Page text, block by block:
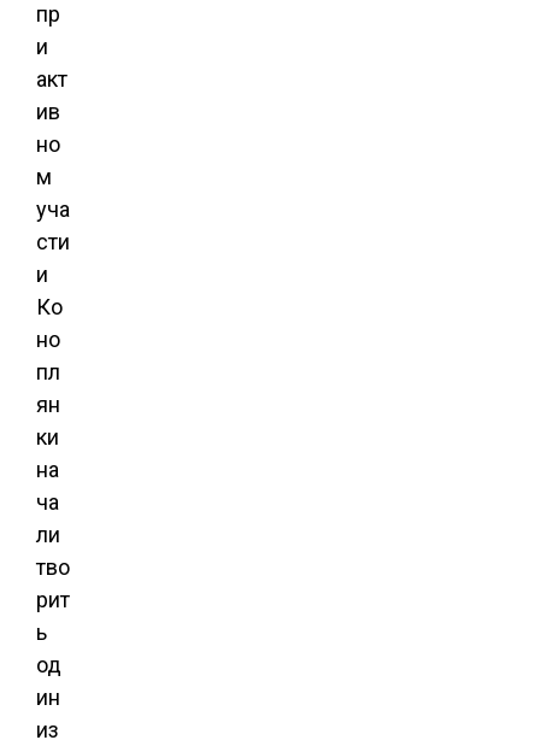
пр
и
акт
ив
но
м
уча
сти
и
Ко
но
пл
ян
ки
на
ча
ли
тво
рит
ь
од
ин
из